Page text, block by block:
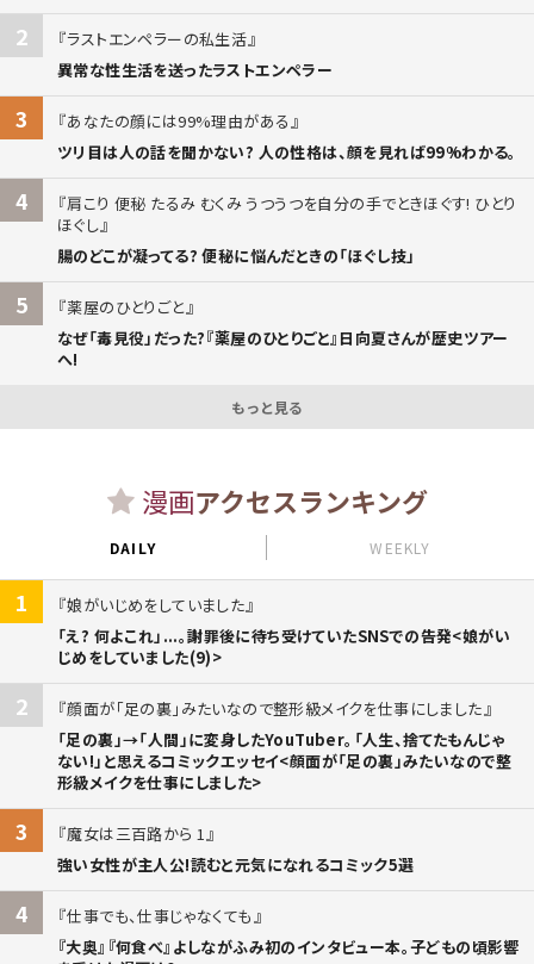
2
ラストエンペラーの私生活
異常な性生活を送ったラストエンペラー
3
あなたの顔には99%理由がある
ツリ目は人の話を聞かない? 人の性格は、顔を見れば99%わかる。
4
肩こり 便秘 たるみ むくみ うつうつを自分の手でときほぐす! ひとり
ほぐし
腸のどこが凝ってる? 便秘に悩んだときの「ほぐし技」
5
薬屋のひとりごと
なぜ「毒見役」だった?『薬屋のひとりごと』日向夏さんが歴史ツアー
へ!
もっと見る
漫画アクセスランキング
DAILY WEEKLY
1
娘がいじめをしていました
「え? 何よこれ」...。謝罪後に待ち受けていたSNSでの告発<娘がい
じめをしていました(9)>
2
顔面が「足の裏」みたいなので整形級メイクを仕事にしました
「足の裏」→「人間」に変身したYouTuber。「人生、捨てたもんじゃ
ない!」と思えるコミックエッセイ<顔面が「足の裏」みたいなので整
形級メイクを仕事にしました>
3
魔女は三百路から 1
強い女性が主人公!読むと元気になれるコミック5選
4
仕事でも、仕事じゃなくても
『大奥』『何食べ』よしながふみ初のインタビュー本。子どもの頃影響